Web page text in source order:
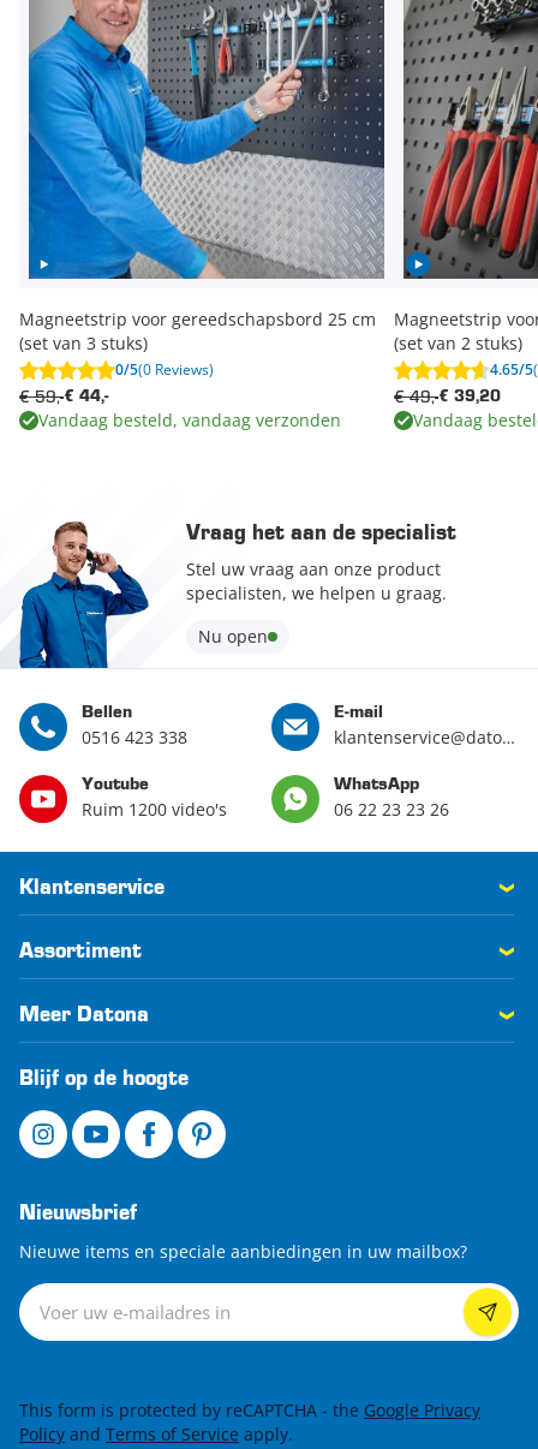
Magneetstrip voor gereedschapsbord 25 cm
(set van 3 stuks)
0/5(0 Reviews)
€ 44,-
€ 59,-
Vandaag besteld, vandaag verzonden
Magneetstrip
(set van 2 stuks)
4.65/5
€ 39,20
€ 49,-
Vandaag
Vraag het aan de specialist
Stel uw vraag aan onze product
specialisten, we helpen u graag.
Nu open
Bellen
0516 423 338
E-mail
klantenservice@datona.nl
Youtube
Ruim 1200 video's
WhatsApp
06 22 23 23 26
Klantenservice
Assortiment
Meer Datona
Blijf op de hoogte
Nieuwsbrief
Nieuwe items en speciale aanbiedingen in uw mailbox?
Nieuwsbrief
This form is protected by reCAPTCHA - the Google Privacy
Policy and Terms of Service apply.